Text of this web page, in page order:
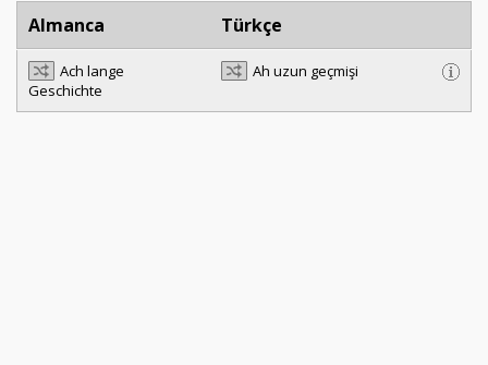
Almanca Türkçe
Ach lange
Geschichte
Ah uzun geçmişi